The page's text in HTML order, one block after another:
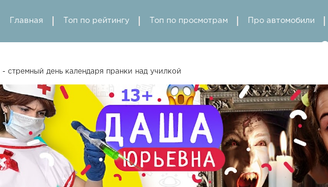
Главная Топ по рейтингу Топ по просмотрам Про автомобили
- стремный день календаря пранки над училкой